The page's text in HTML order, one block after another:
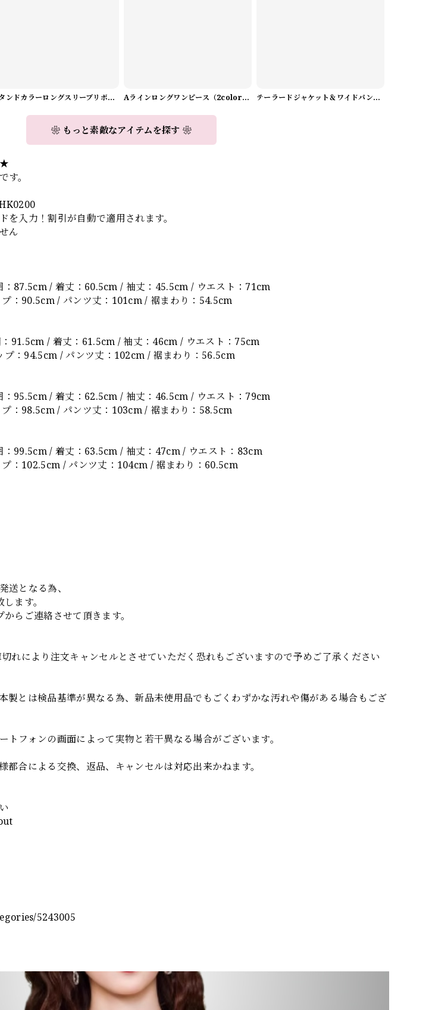
スタンドカラーロングスリーブリボンブラウス（3color） A1126 Aラインロングワンピース（2color） A0908 テーラードジャケット＆ワイドパンツスーツwithスカーフ A0987
❀ もっと素敵なアイテムを探す ❀
す。
を入力！割引が自動で適用されます。
ん
87.5cm / 着丈：60.5cm / 袖丈：45.5cm / ウエスト：71cm
：90.5cm / パンツ丈：101cm / 裾まわり：54.5cm
91.5cm / 着丈：61.5cm / 袖丈：46cm / ウエスト：75cm
：94.5cm / パンツ丈：102cm / 裾まわり：56.5cm
95.5cm / 着丈：62.5cm / 袖丈：46.5cm / ウエスト：79cm
：98.5cm / パンツ丈：103cm / 裾まわり：58.5cm
99.5cm / 着丈：63.5cm / 袖丈：47cm / ウエスト：83cm
：102.5cm / パンツ丈：104cm / 裾まわり：60.5cm
送となる為、
ます。
らご連絡させて頂きます。
れにより注文キャンセルとさせていただく恐れもございますので予めご了承ください
製とは検品基準が異なる為、新品未使用品でもごくわずかな汚れや傷がある場合もござ
トフォンの画面によって実物と若干異なる場合がございます。
都合による交換、返品、キャンセルは対応出来かねます。
5243005